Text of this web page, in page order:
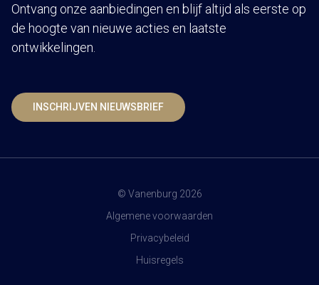
Ontvang onze aanbiedingen en blijf altijd als eerste op
de hoogte van nieuwe acties en laatste
ontwikkelingen.
INSCHRIJVEN NIEUWSBRIEF
© Vanenburg 2026
Algemene voorwaarden
Privacybeleid
Huisregels